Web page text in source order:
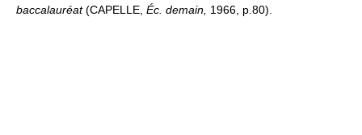
baccalauréat(CAPELLE, Éc. demain, 1966, p.80).